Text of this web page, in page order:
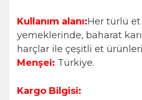
Kullanım alanı:Her türlü et
yemeklerinde, baharat
harçlar ile çeşitli et
Menşei: Türkiye.
Kargo Bilgisi: